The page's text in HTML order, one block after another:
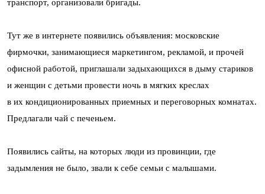
транспорт, организовали бригады.
Тут же в интернете появились объявления: московские
фирмочки, занимающиеся маркетингом, рекламой, и прочей
офисной работой, приглашали задыхающихся в дыму стариков
и женщин с детьми провести ночь в мягких креслах
в их кондиционированных приемных и переговорных комнатах.
Предлагали чай с печеньем.
Появились сайты, на которых люди из провинции, где
задымления не было, звали к себе семьи с малышами.